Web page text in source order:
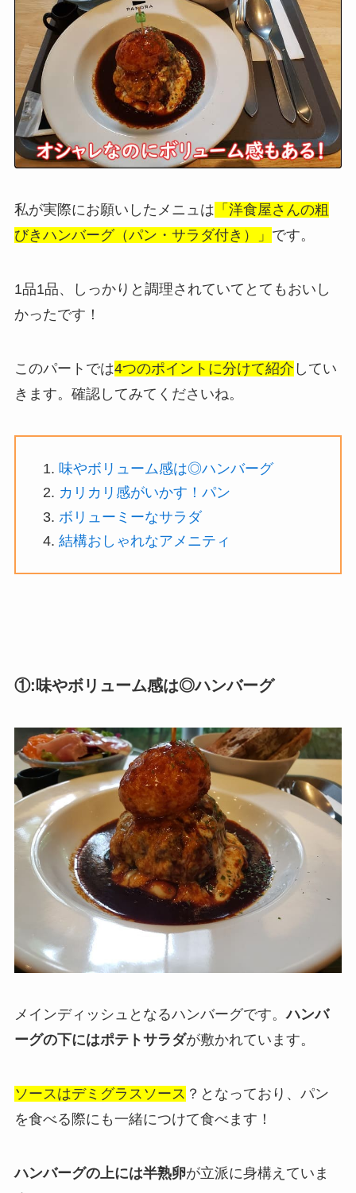
私が実際にお願いしたメニュは 「洋食屋さんの粗
びきハンバーグ（パン・サラダ付き）」 です。
1品1品、しっかりと調理されていてとてもおいし
かったです！
このパートでは4つのポイントに分けて紹介 してい
きます。確認してみてくださいね。
味やボリューム感は◎ハンバーグ
カリカリ感がいかす！パン
ボリューミーなサラダ
結構おしゃれなアメニティ
①:味やボリューム感は◎ハンバーグ
メインディッシュとなるハンバーグです。ハンバ
ーグの下にはポテトサラダが敷かれています。
ソースはデミグラスソース ？となっており、パン
を食べる際にも一緒につけて食べます！
ハンバーグの上には半熟卵が立派に身構えていま